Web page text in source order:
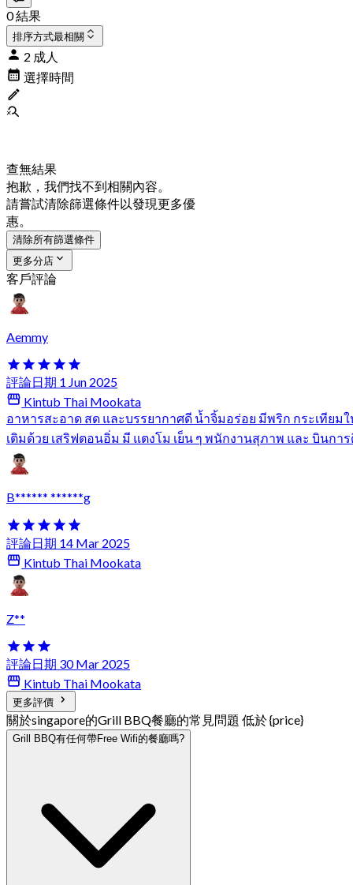
0 結果
排序方式最相關
2 成人
選擇時間
查無結果
抱歉，我們找不到相關內容。
請嘗試清除篩選條件以發現更多優
惠。
清除所有篩選條件
更多分店
客戶評論
Aemmy
評論日期 1 Jun 2025
Kintub Thai Mookata
อาหารสะอาด สด และบรรยากาศดี น้ำจิ้มอร่อย มีพริก กระเทียม
เติมด้วย เสริฟตอนอิ่ม มี แตงโม เย็น ๆ พนักงานสุภาพ และ บินกา
B****** ******g
評論日期 14 Mar 2025
Kintub Thai Mookata
Z**
評論日期 30 Mar 2025
Kintub Thai Mookata
更多評價
關於singapore的Grill BBQ餐廳的常見問題 低於 {price}
Grill BBQ有任何帶Free Wifi的餐廳嗎?